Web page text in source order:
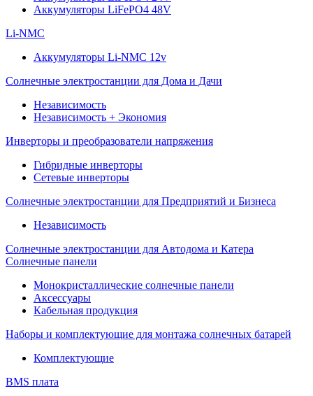
Аккумуляторы LiFePO4 48V
Li-NMC
Аккумуляторы Li-NMC 12v
Солнечные электростанции для Дома и Дачи
Независимость
Независимость + Экономия
Инверторы и преобразователи напряжения
Гибридные инверторы
Сетевые инверторы
Солнечные электростанции для Предприятий и Бизнеса
Независимость
Солнечные электростанции для Автодома и Катера
Солнечные панели
Монокристаллические солнечные панели
Аксессуары
Кабельная продукция
Наборы и комплектующие для монтажа солнечных батарей
Комплектующие
BMS плата